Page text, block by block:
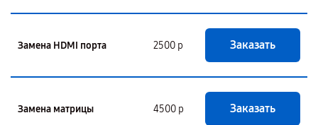
Замена HDMI порта 2500 р Заказать
Замена матрицы 4500 р Заказать